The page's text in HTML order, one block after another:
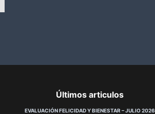
Últimos articulos
EVALUACIÓN FELICIDAD Y BIENESTAR – JULIO 2026